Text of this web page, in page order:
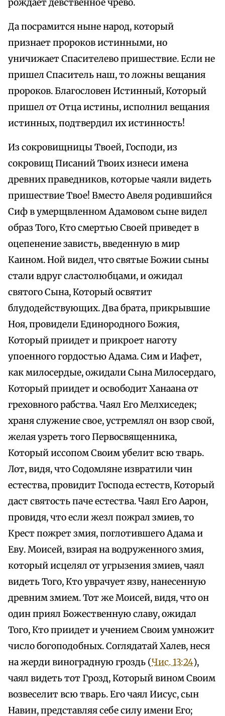
рождает девственное чрево.
Да посрамится ныне народ, который
признает пророков истинными, но
уничижает Спасителево пришествие. Если не
пришел Спаситель наш, то ложны вещания
пророков. Благословен Истинный, Который
пришел от Отца истины, исполнил вещания
истинных, подтвердил их истинность!
Из сокровищницы Твоей, Господи, из
сокровищ Писаний Твоих изнеси имена
древних праведников, которые чаяли видеть
пришествие Твое! Вместо Авеля родившийся
Сиф в умерщвленном Адамовом сыне видел
образ Того, Кто смертью Своей приведет в
оцепенение зависть, введенную в мир
Каином. Ной видел, что святые Божии сыны
стали вдруг сластолюбцами, и ожидал
святого Сына, Который освятит
блудодействующих. Два брата, прикрывшие
Ноя, провидели Единородного Божия,
Который приидет и прикроет наготу
упоенного гордостью Адама. Сим и Иафет,
как милосердые, ожидали Сына Милосердаго,
Который приидет и освободит Ханаана от
греховного рабства. Чаял Его Мелхиседек;
храня служение свое, устремлял он взор свой,
желая узреть того Первосвященника,
Который иссопом Своим убелит всю тварь.
Лот, видя, что Содомляне извратили чин
естества, провидит Господа естеств, Который
даст святость паче естества. Чаял Его Аарон,
провидя, что если жезл пожрал змиев, то
Крест пожрет змия, поглотившего Адама и
Еву. Моисей, взирая на водруженного змия,
который исцелял от угрызения змиев, чаял
видеть Того, Кто уврачует язву, нанесенную
древним змием. Тот же Моисей, видя, что он
один приял Божественную славу, ожидал
Того, Кто приидет и учением Своим умножит
число богоподобных. Соглядатай Халев, неся
на жерди виноградную гроздь (Чис. 13:24),
чаял видеть тот Грозд, Который вином Своим
возвеселит всю тварь. Его чаял Иисус, сын
Навин, представляя себе силу имени Его;